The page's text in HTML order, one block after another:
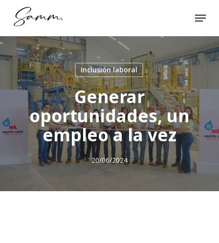
content
Menu
Inclusión laboral
Generar
oportunidades, un
empleo a la vez
20/06/2024